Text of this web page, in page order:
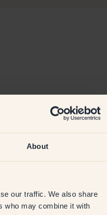
About
our traffic. We also share
who may combine it with